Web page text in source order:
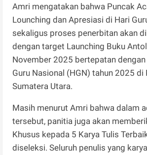
Amri mengatakan bahwa Puncak
Lounching dan Apresiasi di Hari
sekaligus proses penerbitan akan
dengan target Launching Buku
November 2025 bertepatan dengan
Guru Nasional (HGN) tahun 2025 di
Sumatera Utara.
Masih menurut Amri bahwa dalam
tersebut, panitia juga akan
Khusus kepada 5 Karya Tulis
diseleksi. Seluruh penulis yang